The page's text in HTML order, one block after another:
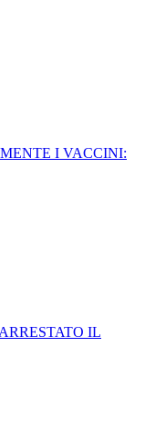
I VACCINI:
IL